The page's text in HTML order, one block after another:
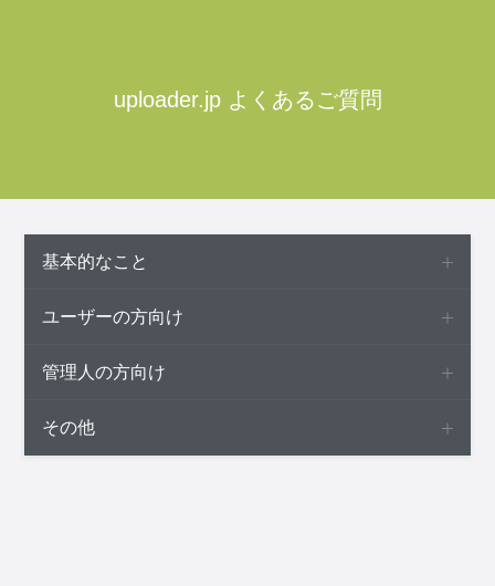
uploader.jp よくあるご質問
基本的なこと
ユーザーの方向け
管理人の方向け
その他